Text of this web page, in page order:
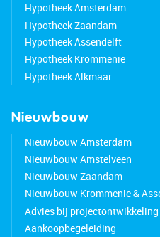
Hypotheek Amsterdam
Hypotheek Zaandam
Hypotheek Assendelft
Hypotheek Krommenie
Hypotheek Alkmaar
Nieuwbouw
Nieuwbouw Amsterdam
Nieuwbouw Amstelveen
Nieuwbouw Zaandam
Nieuwbouw Krommenie &
Advies bij projectontwikkeling
Aankoopbegeleiding